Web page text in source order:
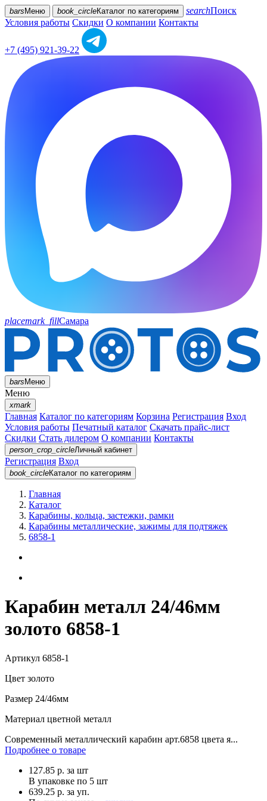
bars Меню book_circleКаталог по категориям searchПоиск
Условия работы Скидки О компании Контакты
+7 (495) 921-39-22
placemark_fillСамара
barsМеню
Меню
xmark
Главная Каталог по категориям Корзина Регистрация Вход
Условия работы Печатный каталог Скачать прайс-лист
Скидки Стать дилером О компании Контакты
person_crop_circleЛичный кабинет
Регистрация Вход
book_circleКаталог по категориям
Главная
Каталог
Карабины, кольца, застежки, рамки
Карабины металлические, зажимы для подтяжек
6858-1
Карабин металл 24/46мм
золото 6858-1
Артикул 6858-1
Цвет золото
Размер 24/46мм
Материал цветной металл
Современный металлический карабин арт.6858 цвета я...
Подробнее о товаре
127.85 р. за шт
В упаковке по 5 шт
639.25 р. за уп.